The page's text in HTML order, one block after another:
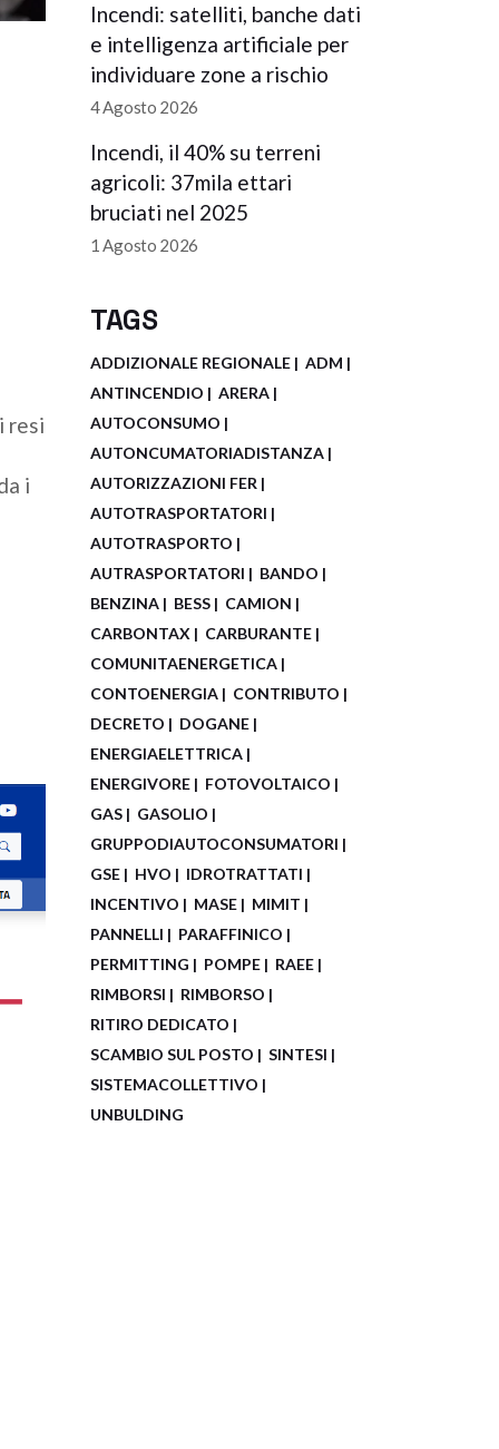
resi
i
Incendi: satelliti, banche dati
e intelligenza artificiale per
individuare zone a rischio
4 Agosto 2026
Incendi, il 40% su terreni
agricoli: 37mila ettari
bruciati nel 2025
1 Agosto 2026
TAGS
ADDIZIONALE REGIONALE
ADM
ANTINCENDIO
ARERA
AUTOCONSUMO
AUTONCUMATORIADISTANZA
AUTORIZZAZIONI FER
AUTOTRASPORTATORI
AUTOTRASPORTO
AUTRASPORTATORI
BANDO
BENZINA
BESS
CAMION
CARBONTAX
CARBURANTE
COMUNITAENERGETICA
CONTOENERGIA
CONTRIBUTO
DECRETO
DOGANE
ENERGIAELETTRICA
ENERGIVORE
FOTOVOLTAICO
GAS
GASOLIO
GRUPPODIAUTOCONSUMATORI
GSE
HVO
IDROTRATTATI
INCENTIVO
MASE
MIMIT
PANNELLI
PARAFFINICO
PERMITTING
POMPE
RAEE
RIMBORSI
RIMBORSO
RITIRO DEDICATO
SCAMBIO SUL POSTO
SINTESI
SISTEMACOLLETTIVO
UNBULDING